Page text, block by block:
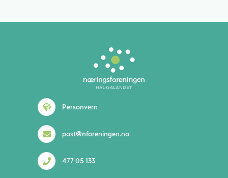
Personvern
post@nforeningen.no
477 05 133
Lurer du på noe? 😊